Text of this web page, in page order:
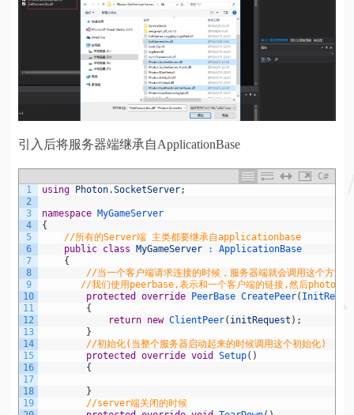
引入后将服务器端继承自ApplicationBase
C#
1
2
3
4
5
6
7
8
9
10
11
12
13
14
15
16
17
18
19
using Photon.SocketServer;
namespace MyGameServer
{
//所有的Server端 主类都要继承自applicationbase
public class MyGameServer :
ApplicationBase
{
//当一个客户端请求连接的时候，服务器端就会调用这个方法
//我们使用peerbase,表示和一个客户端的链接,然后photon就
protected
override PeerBase CreatePeer(
{
return new ClientPeer( initRequest ) ;
}
//初始化(当整个服务器启动起来的时候调用这个初始化)
protected
override void Setup( )
{
}
//server端关闭的时候